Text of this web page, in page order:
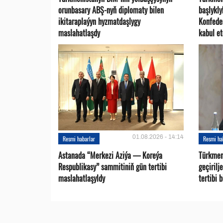
orunbasary ABŞ-nyň diplomaty bilen
ikitaraplaýyn hyzmatdaşlygy
maslahatlaşdy
kabul
Resmi habarlar 01.08.2026 - 14:14
Astanada “Merkezi Aziýa — Koreýa
Respublikasy” sammitiniň gün tertibi
maslahatlaşyldy
Resmi
tertibi